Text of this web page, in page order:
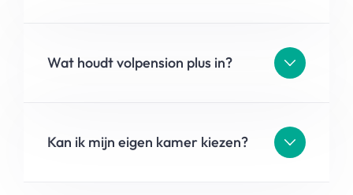
Wat houdt volpension plus in?
Kan ik mijn eigen kamer kiezen?